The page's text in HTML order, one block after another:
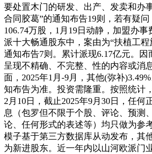
要处置木门的研发、出产、发卖和办
合同胶葛”的通知布告19则，若有疑
106.74万股，1月19日动静，加盟办事
派十大畅通股东中，案由为“扶植工程
通知布告7则。累计派现6.17亿元。因
呈现不精确、不完整、性的内容或消
面，2025年1月-9月，其他(弥补
知布告为准。投资需隆重。按照统计
2月10日，截止2025年9月30日，任何
息（包罗但不限于个股、评论、预测
论、任何形式的表述等）均只做为参
模子基于第三方数据库从动发布，其
为新进股东。近一年内以山河欧派门